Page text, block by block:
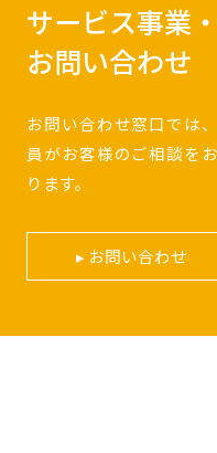
サービス事業
お問い合わせ
お問い合わせ窓口では
員がお客様のご相談を
ります。
お問い合わせ